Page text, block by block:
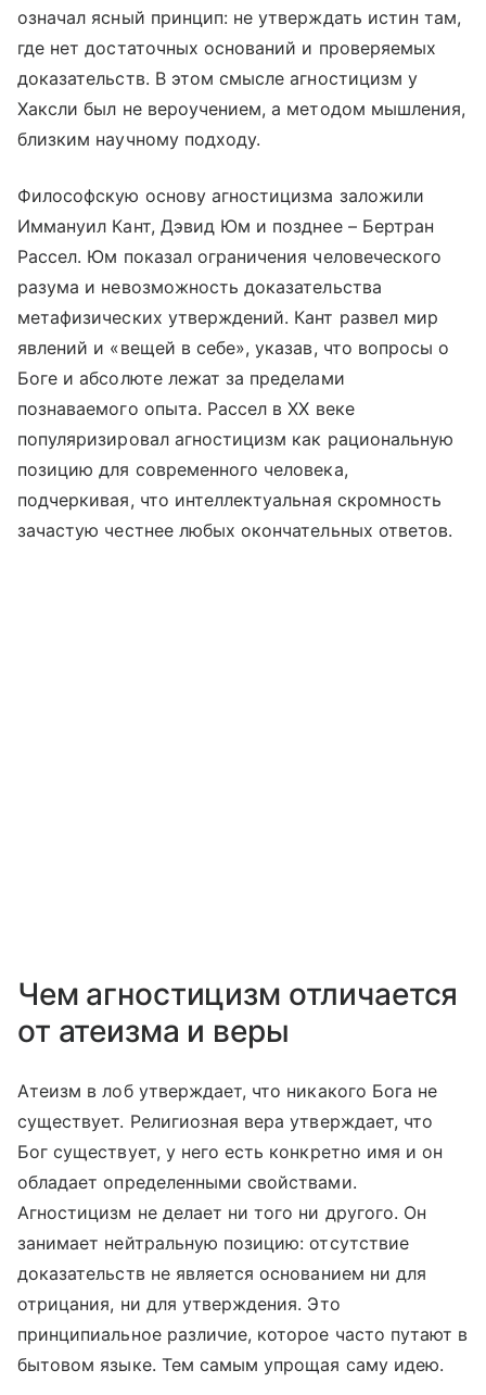
означал ясный принцип: не утверждать истин там,
где нет достаточных оснований и проверяемых
доказательств. В этом смысле агностицизм у
Хаксли был не вероучением, а методом мышления,
близким научному подходу.
Философскую основу агностицизма заложили
Иммануил Кант, Дэвид Юм и позднее – Бертран
Рассел. Юм показал ограничения человеческого
разума и невозможность доказательства
метафизических утверждений. Кант развел мир
явлений и «вещей в себе», указав, что вопросы о
Боге и абсолюте лежат за пределами
познаваемого опыта. Рассел в XX веке
популяризировал агностицизм как рациональную
позицию для современного человека,
подчеркивая, что интеллектуальная скромность
зачастую честнее любых окончательных ответов.
Чем агностицизм отличается
от атеизма и веры
Атеизм в лоб утверждает, что никакого Бога не
существует. Религиозная вера утверждает, что
Бог существует, у него есть конкретно имя и он
обладает определенными свойствами.
Агностицизм не делает ни того ни другого. Он
занимает нейтральную позицию: отсутствие
доказательств не является основанием ни для
отрицания, ни для утверждения. Это
принципиальное различие, которое часто путают в
бытовом языке. Тем самым упрощая саму идею.